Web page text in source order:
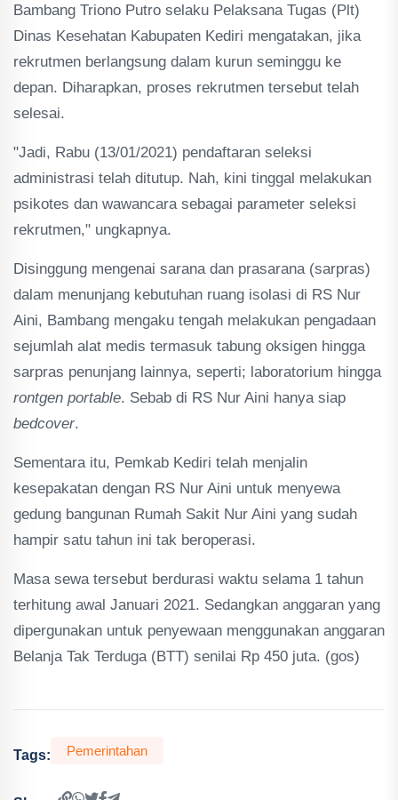
Bambang Triono Putro selaku Pelaksana Tugas (Plt)
Dinas Kesehatan Kabupaten Kediri mengatakan, jika
rekrutmen berlangsung dalam kurun seminggu ke
depan. Diharapkan, proses rekrutmen tersebut telah
selesai.
"Jadi, Rabu (13/01/2021) pendaftaran seleksi
administrasi telah ditutup. Nah, kini tinggal melakukan
psikotes dan wawancara sebagai parameter seleksi
rekrutmen," ungkapnya.
Disinggung mengenai sarana dan prasarana (sarpras)
dalam menunjang kebutuhan ruang isolasi di RS Nur
Aini, Bambang mengaku tengah melakukan pengadaan
sejumlah alat medis termasuk tabung oksigen hingga
sarpras penunjang lainnya, seperti; laboratorium hingga
rontgen portable. Sebab di RS Nur Aini hanya siap
bedcover.
Sementara itu, Pemkab Kediri telah menjalin
kesepakatan dengan RS Nur Aini untuk menyewa
gedung bangunan Rumah Sakit Nur Aini yang sudah
hampir satu tahun ini tak beroperasi.
Masa sewa tersebut berdurasi waktu selama 1 tahun
terhitung awal Januari 2021. Sedangkan anggaran yang
dipergunakan untuk penyewaan menggunakan anggaran
Belanja Tak Terduga (BTT) senilai Rp 450 juta. (gos)
Tags: Pemerintahan